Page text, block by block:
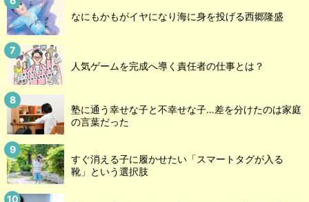
なにもかもがイヤになり海に身を投げる西郷隆盛
人気ゲームを完成へ導く責任者の仕事とは？
塾に通う幸せな子と不幸せな子…差を分けたのは家庭
の言葉だった
すぐ消える子に履かせたい「スマートタグが入る
靴」という選択肢